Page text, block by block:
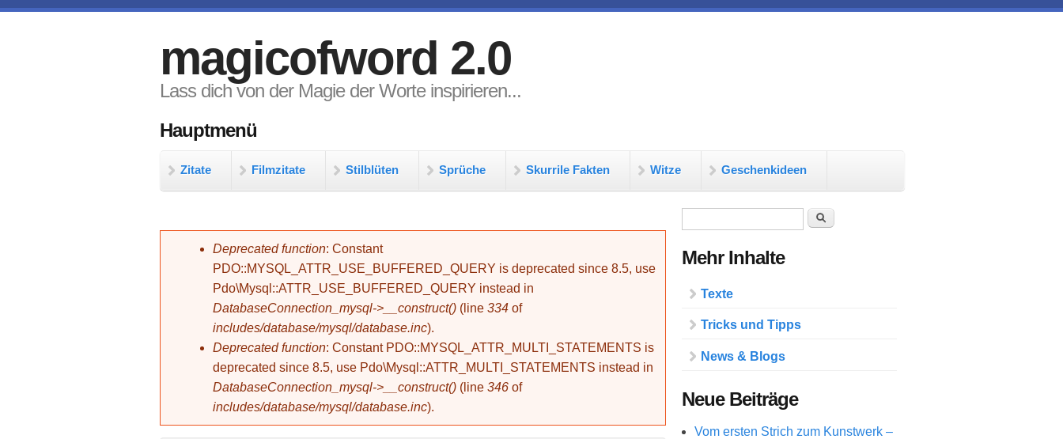
magicofword 2.0
Lass dich von der Magie der Worte inspirieren...
Hauptmenü
Zitate Filmzitate Stilblüten Sprüche Skurrile Fakten Witze Geschenkideen
Fehlermeldung
Deprecated function: Constant
PDO::MYSQL_ATTR_USE_BUFFERED_QUERY is deprecated since 8.5, use
Pdo\Mysql::ATTR_USE_BUFFERED_QUERY instead in
DatabaseConnection_mysql->__construct() (line 334 of
includes/database/mysql/database.inc).
Deprecated function: Constant PDO::MYSQL_ATTR_MULTI_STATEMENTS is
deprecated since 8.5, use Pdo\Mysql::ATTR_MULTI_STATEMENTS instead in
DatabaseConnection_mysql->__construct() (line 346 of
includes/database/mysql/database.inc).
Suche
Mehr Inhalte
Texte
Tricks und Tipps
News & Blogs
Neue Beiträge
Vom ersten Strich zum Kunstwerk –